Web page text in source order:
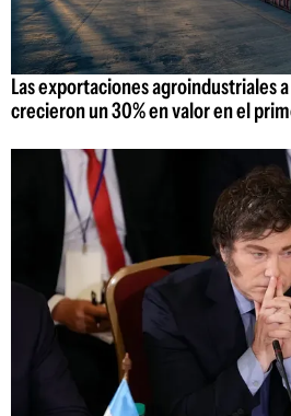
Las exportaciones agroindustriales
crecieron un 30% en valor en el